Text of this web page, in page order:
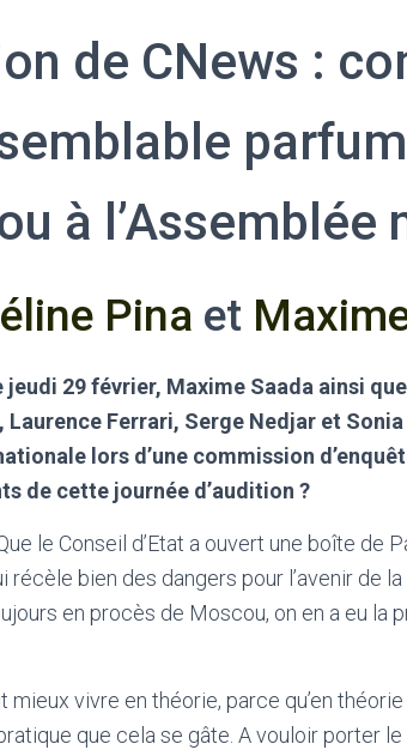
de CNews :
à l’Assemblée
Pina et
29 février, Maxime Saada ainsi
Laurence Ferrari, Serge Nedjar et
lors d’une commission
de cette journée d’audition ?
le Conseil d’Etat a ouvert une boîte de
récèle bien des dangers pour l’avenir de
en procès de Moscou, on en a eu la
mieux vivre en théorie, parce qu’en
que cela se gâte. A vouloir porter